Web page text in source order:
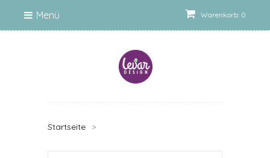
Warenkorb: 0
Menü
Startseite >